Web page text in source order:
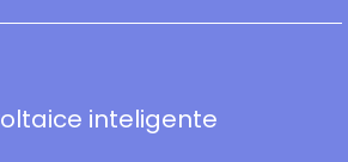
inteligente